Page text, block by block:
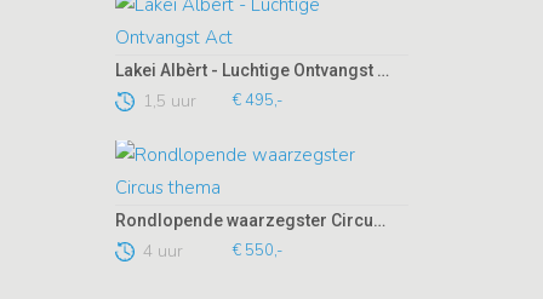
Lakei Albèrt - Luchtige Ontvangst Act
1,5 uur € 495,-
Rondlopende waarzegster Circus thema
4 uur € 550,-